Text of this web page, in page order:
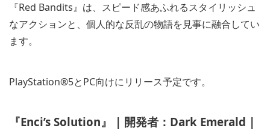
『Red Bandits』は、スピード感あふれるスタイリッシュ
なアクションと、個人的な反乱の物語を見事に融合してい
ます。
PlayStation®5とPC向けにリリース予定です。
『Enci’s Solution』 | 開発者：Dark Emerald |